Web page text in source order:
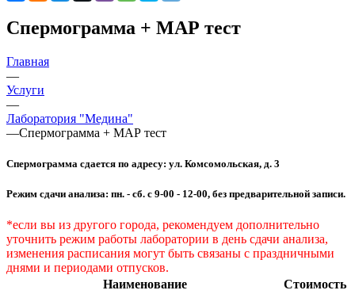
Спермограмма + МАР тест
Главная
—
Услуги
—
Лаборатория "Медина"
—Спермограмма + МАР тест
Спермограмма сдается по адресу: ул. Комсомольская, д. 3
Режим сдачи анализа: пн. - сб. с 9-00 - 12-00, без предварительной записи.
*если вы из другого города, рекомендуем дополнительно
уточнить режим работы лаборатории в день сдачи анализа,
изменения расписания могут быть связаны с праздничными
днями и периодами отпусков.
Наименование
Стоимость